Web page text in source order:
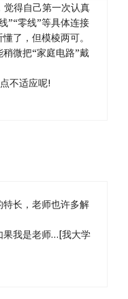
得自己第一次认真
”“零线”等具体连接
了，但模棱两可。
微把“家庭电路”戴
不适应呢!
长，老师也许多解
果我是老师…[我大学